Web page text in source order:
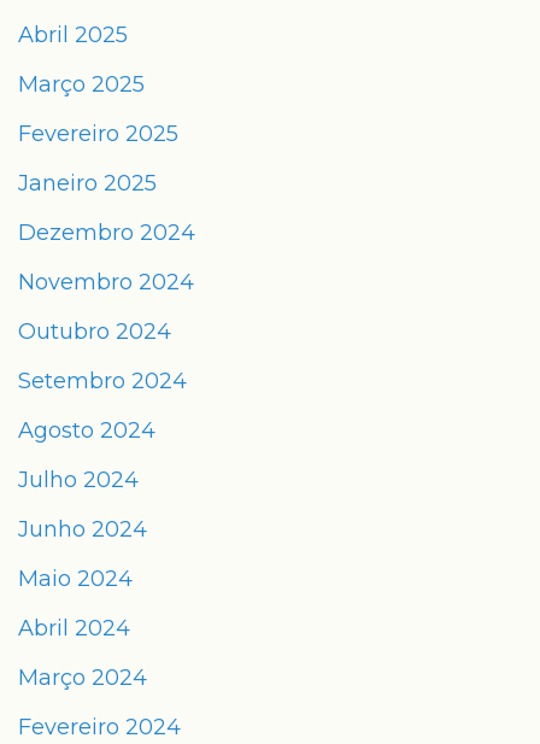
Abril 2025
Março 2025
Fevereiro 2025
Janeiro 2025
Dezembro 2024
Novembro 2024
Outubro 2024
Setembro 2024
Agosto 2024
Julho 2024
Junho 2024
Maio 2024
Abril 2024
Março 2024
Fevereiro 2024